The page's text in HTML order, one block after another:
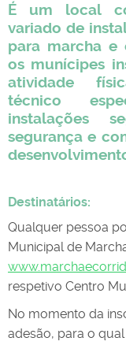
É um local
variado de
para marcha e
os munícipes
atividade
técnico
instalações
segurança e
Destinatários:
Qualquer pessoa
Municipal de
respetivo Centro
No momento da
adesão, para o